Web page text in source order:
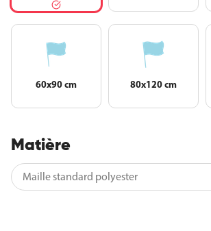
60x90 cm 80x120 cm
Matière